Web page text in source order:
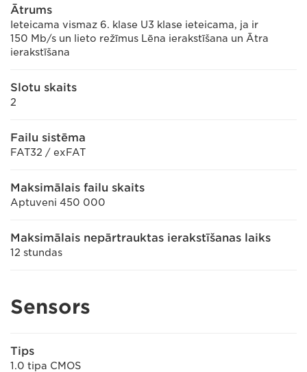
Ātrums
Ieteicama vismaz 6. klase U3 klase ieteicama, ja ir
150 Mb/s un lieto režīmus Lēna ierakstīšana un Ātra
ierakstīšana
Slotu skaits
2
Failu sistēma
FAT32 / exFAT
Maksimālais failu skaits
Aptuveni 450 000
Maksimālais nepārtrauktas ierakstīšanas laiks
12 stundas
Sensors
Tips
1.0 tipa CMOS